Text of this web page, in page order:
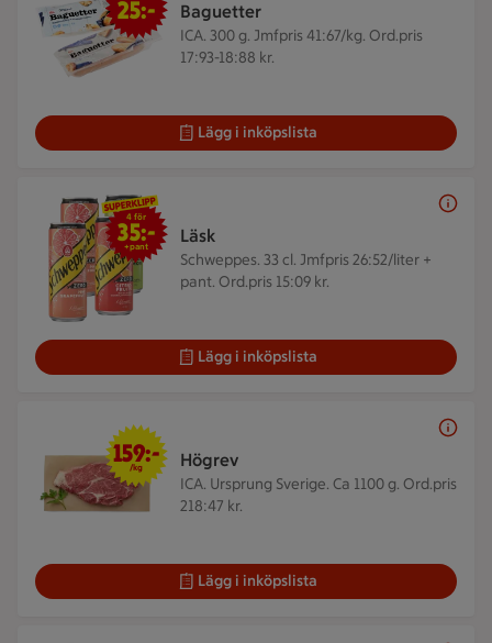
Baguetter
ICA. 300 g. Jmfpris 41:67/kg. Ord.pris
17:93-18:88 kr.
25:-
Lägg i inköpslista
Läsk
Schweppes. 33 cl. Jmfpris 26:52/liter +
pant. Ord.pris 15:09 kr.
4 för 35 kr
4 för
35:-
+pant
Lägg i inköpslista
Högrev
ICA. Ursprung Sverige. Ca 1100 g. Ord.pris
218:47 kr.
159 kr/kg
159:-
/kg
Lägg i inköpslista